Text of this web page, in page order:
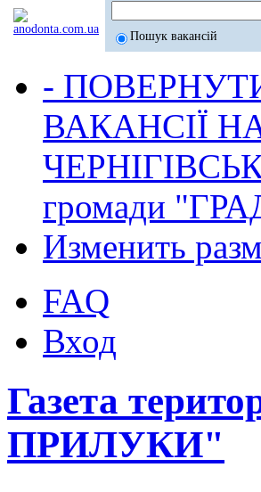
Пошук вакансій
-
ВАКАНСІЇ
громади
Изменить
FAQ
Вход
Газета
ПРИЛУКИ"